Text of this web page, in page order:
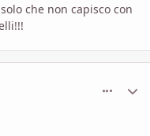
che non capisco con